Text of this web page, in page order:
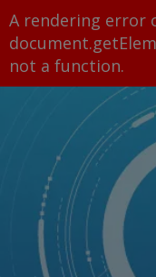
A rendering error
not a function.